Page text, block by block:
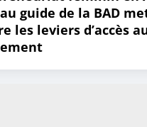
guide de la BAD
les leviers d’accès